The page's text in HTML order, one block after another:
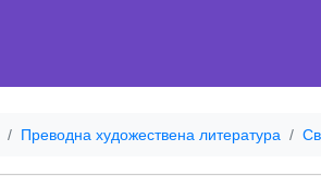
Преводна художествена литература